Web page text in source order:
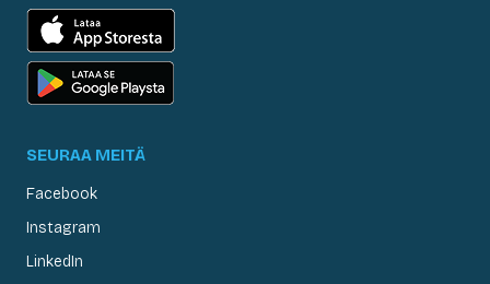
SEURAA MEITÄ
Facebook
Instagram
LinkedIn